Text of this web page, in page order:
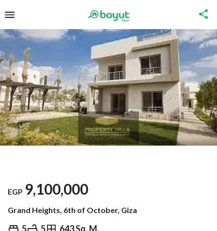
EGP 9,100,000
Grand Heights, 6th of October, Giza
5 5 643 Sq. M.